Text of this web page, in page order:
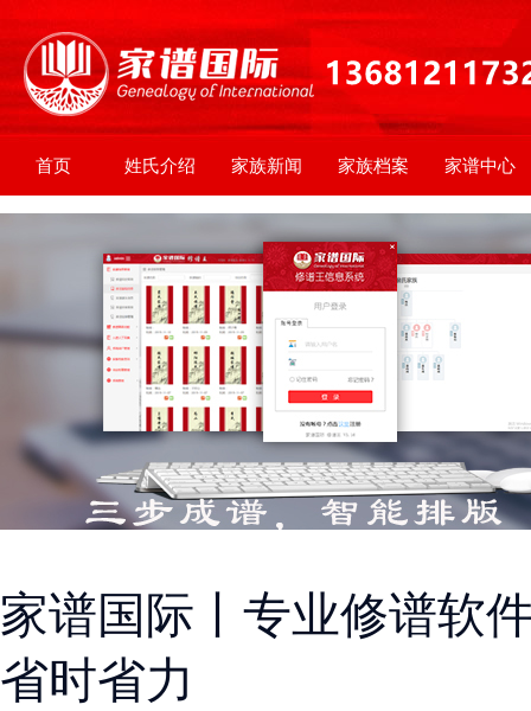
首页 姓氏介绍 家族新闻 家族档案 家谱中心
家谱国际丨专业修谱软
省时省力